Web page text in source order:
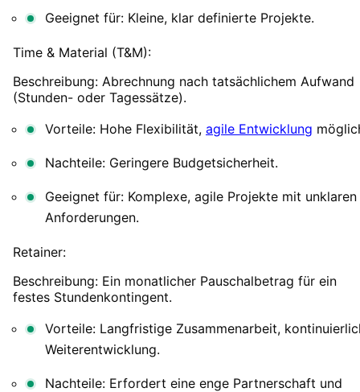
Geeignet für: Kleine, klar definierte Projekte.
Time & Material (T&M):
Beschreibung: Abrechnung nach tatsächlichem Aufwand
(Stunden- oder Tagessätze).
Vorteile: Hohe Flexibilität, agile Entwicklung
Nachteile: Geringere Budgetsicherheit.
Geeignet für: Komplexe, agile Projekte mit unklaren
Anforderungen.
Retainer:
Beschreibung: Ein monatlicher Pauschalbetrag für ein
festes Stundenkontingent.
Vorteile: Langfristige Zusammenarbeit,
Weiterentwicklung.
Nachteile: Erfordert eine enge Partnerschaft und